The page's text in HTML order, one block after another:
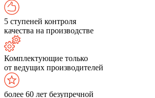
5 ступеней контроля
качества на производстве
Комплектующие только
от ведущих производителей
более 60 лет безупречной